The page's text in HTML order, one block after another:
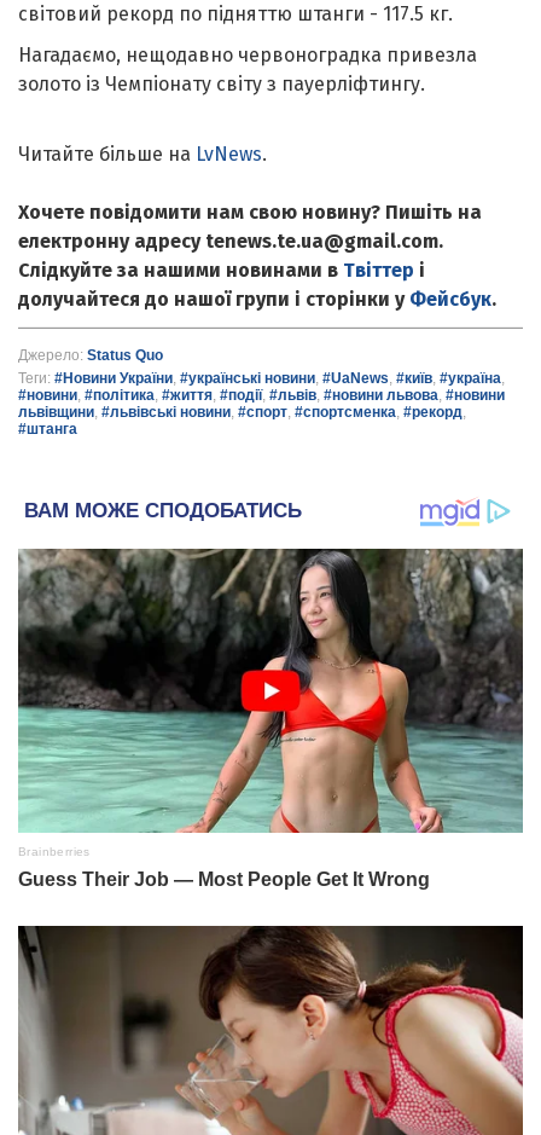
світовий рекорд по підняттю штанги - 117.5 кг.
Нагадаємо, нещодавно червоноградка привезла
золото із Чемпіонату світу з пауерліфтингу.
Читайте більше на LvNews.
Хочете повідомити нам свою новину? Пишіть на
електронну адресу tenews.te.ua@gmail.com.
Слідкуйте за нашими новинами в Твіттер і
долучайтеся до нашої групи і сторінки у Фейсбук.
Джерело: Status Quо
Теги: #Новини України, #українські новини, #UaNews, #київ, #україна,
#новини, #політика, #життя, #події, #львів, #новини львова, #новини
львівщини, #львівські новини, #спорт, #спортсменка, #рекорд,
#штанга